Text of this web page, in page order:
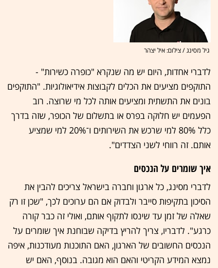
גיל מסינג / צילום: איל יצהר
לדברי אחדות, היום יש מה שנקרא "כופרה כשירות" -
התוקפים מציעים את הכלים לקבוצות אידיאולוגיות. "התוקפים
בונים את התשתית ומציעים אותה לכל מי שרוצה. רוב
הפעמים יש חלוקה בפרס או בתשלום של הכופר, שזה בדרך
כלל 80% למי שרכש את השירותים ו־20% למי שמציע
אותם. זה רווחי לשני הצדדים".
איך שומרים על הנכסים
לדברי מסינג, כל ארגון וחברה בישראל צריכים להבין את
הסיכון בתקיפות סייבר ולבדוק אם הם ערוכים לכך, "שכן זו רק
שאלה של זמן עד שינסו לתקוף אותם, ואולי זה כבר קורה
כרגע". לדבריו, צריך להריץ בדיקה שבוחנת איך שומרים על
הנכסים החשובים של הארגון, האם התוכנות מעודכנות, איפה
נמצא המידע הקריטי והאם הוא מגובה. בנוסף, האם יש